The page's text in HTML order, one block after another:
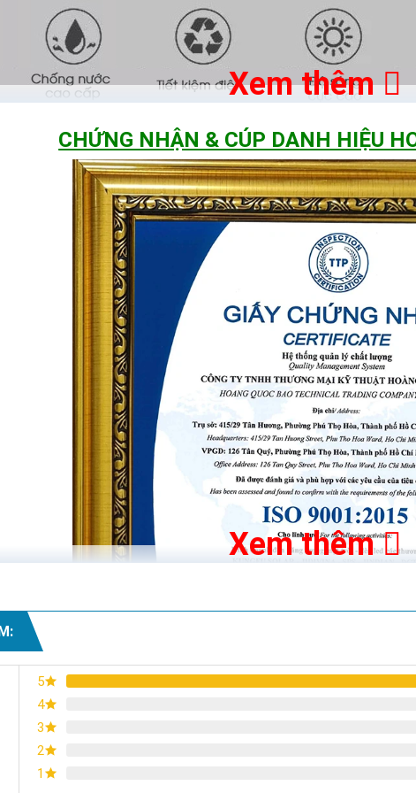
đèn pha led 300W Hoàng Quốc Bảo
Xem thêm
CHỨNG NHẬN & CÚP DANH HIỆU
Xem thêm
5
4
3
2
1